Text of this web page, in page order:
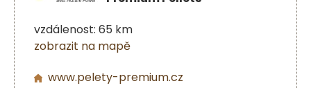
vzdálenost: 65 km
zobrazit na mapě
www.pelety-premium.cz